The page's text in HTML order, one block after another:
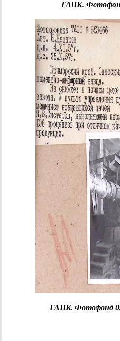
ГАПК.
ГАПК. Фотофонд